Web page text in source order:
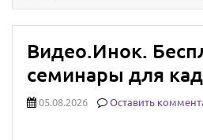
Видео.Инок.
семинары для
05.08.2026 Оставить